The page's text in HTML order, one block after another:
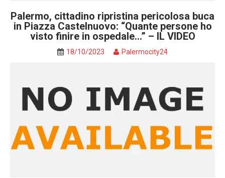
Palermo, cittadino ripristina pericolosa buca
in Piazza Castelnuovo: “Quante persone ho
visto finire in ospedale…” – IL VIDEO
18/10/2023 Palermocity24